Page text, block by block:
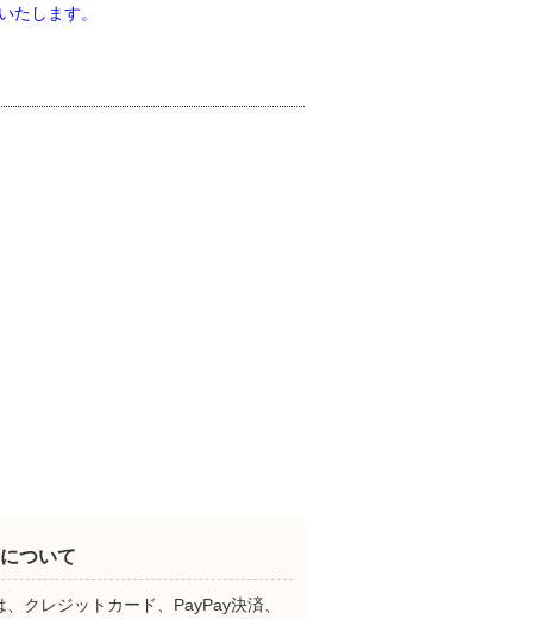
します。
ついて
、クレジットカード、PayPay決済、